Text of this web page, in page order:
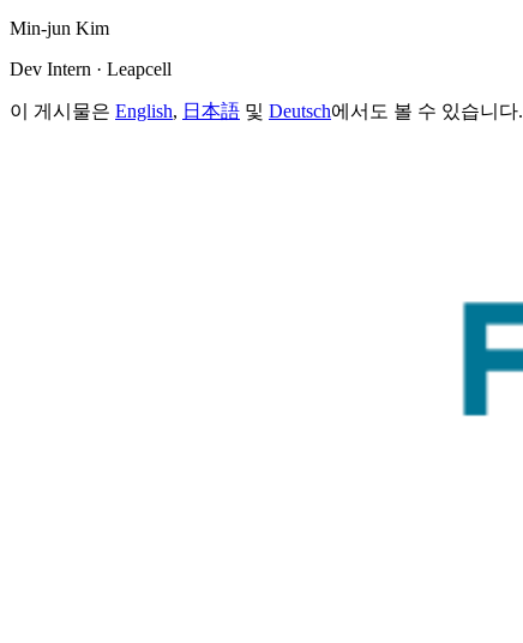
Min-jun Kim
Dev Intern · Leapcell
이 게시물은 English, 日本語 및 Deutsch에서도 볼 수 있습니다.